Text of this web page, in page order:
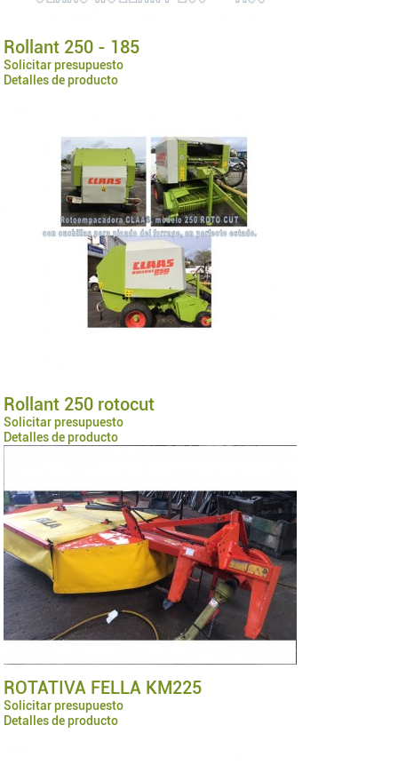
Rollant 250 - 185
Solicitar presupuesto
Detalles de producto
Rollant 250 rotocut
Solicitar presupuesto
Detalles de producto
ROTATIVA FELLA KM225
Solicitar presupuesto
Detalles de producto